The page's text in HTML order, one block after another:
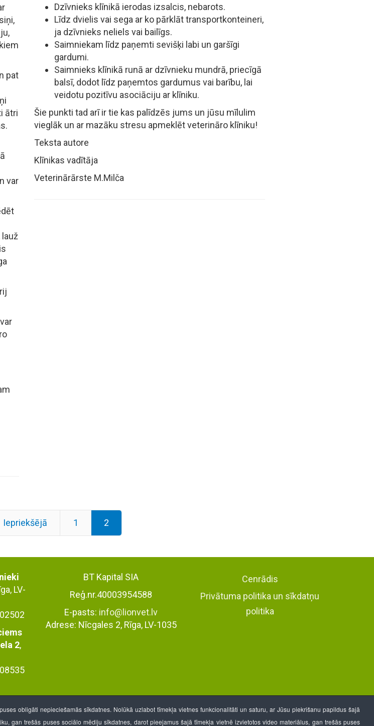
pat
ātri
var
Dzīvnieks klīnikā ierodas izsalcis, nebarots.
Līdz dvielis vai sega ar ko pārklāt transportkonteineri,
ja dzīvnieks neliels vai bailīgs.
Saimniekam līdz paņemti sevišķi labi un garšīgi
gardumi.
Saimnieks klīnikā runā ar dzīvnieku mundrā, priecīgā
balsī, dodot līdz paņemtos gardumus vai barību, lai
veidotu pozitīvu asociāciju ar klīniku.
Šie punkti tad arī ir tie kas palīdzēs jums un jūsu mīlulim
vieglāk un ar mazāku stresu apmeklēt veterināro klīniku!
Teksta autore
Klīnikas vadītāja
Veterinārārste M.Milča
Iepriekšējā 1 2
LV-
2,
BT Kapital SIA
Reģ.nr.40003954588
E-pasts: info@lionvet.lv
Adrese: Nīcgales 2, Rīga, LV-1035
Cenrādis
Privātuma politika un sīkdatņu
politika
obligāti nepieciešamās sīkdatnes. Nolūkā uzlabot tīmekļa vietnes funkcionalitāti un saturu, ar Jūsu piekrišanu papildus šajā
gan trešās puses sociālo mēdiju sīkdatnes, darot pieejamus šajā tīmekļa vietnē izvietotos video materiālus, gan trešās puses